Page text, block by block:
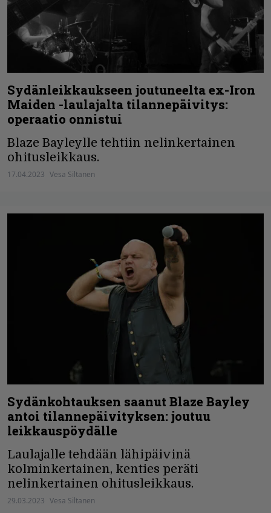
Sydänleikkaukseen joutuneelta ex-Iron
Maiden -laulajalta tilannepäivitys:
operaatio onnistui
Blaze Bayleylle tehtiin nelinkertainen
ohitusleikkaus.
17.04.2023 Vesa Siltanen
Sydänkohtauksen saanut Blaze Bayley
antoi tilannepäivityksen: joutuu
leikkauspöydälle
Laulajalle tehdään lähipäivinä
kolminkertainen, kenties peräti
nelinkertainen ohitusleikkaus.
29.03.2023 Vesa Siltanen